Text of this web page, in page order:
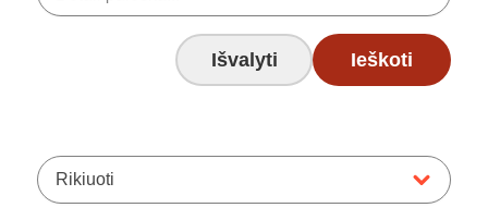
Išvalyti Ieškoti
Rikiuoti